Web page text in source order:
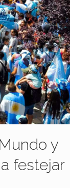
y
festejar